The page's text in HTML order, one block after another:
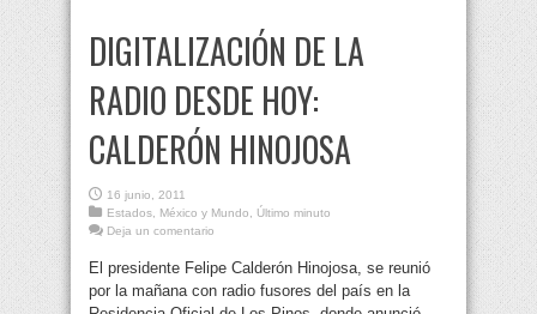
DIGITALIZACIÓN DE LA
RADIO DESDE HOY:
CALDERÓN HINOJOSA
16 junio, 2011
Estados, México y Mundo, Último minuto
Deja un comentario
El presidente Felipe Calderón Hinojosa, se reunió
por la mañana con radio fusores del país en la